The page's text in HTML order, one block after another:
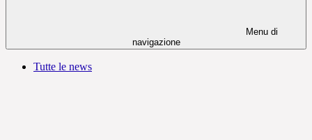
Menu di
navigazione
Tutte le news